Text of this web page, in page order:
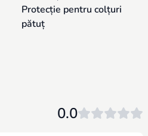
Protecție pentru colțuri
pătuț
0.0